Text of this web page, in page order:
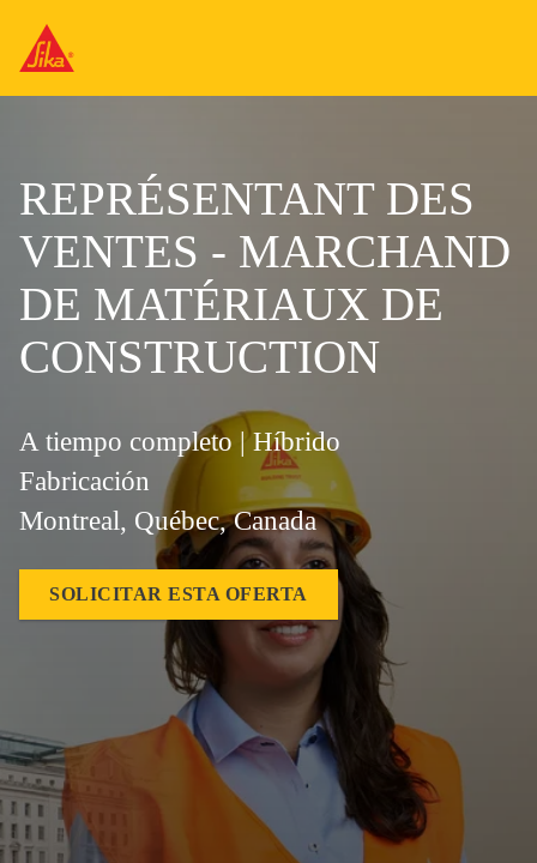
REPRÉSENTANT DES
VENTES - MARCHAND
DE MATÉRIAUX DE
CONSTRUCTION
A tiempo completo | Híbrido
Fabricación
Montreal, Québec, Canada
SOLICITAR ESTA OFERTA